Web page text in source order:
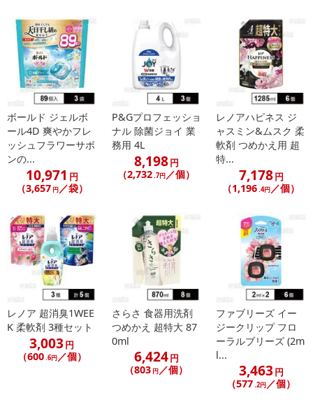
ボールド ジェルボ
ール4D 爽やかフレ
ッシュフラワーサボ
ンの...
10,971 円
（3,657 円／袋）
P&Gプロフェッショ
ナル 除菌ジョイ 業
務用 4L
8,198円
（2,732.7円／個）
レノアハピネス ジ
ャスミン&ムスク 柔
軟剤 つめかえ用 超
特...
7,178円
（1,196.4円／個）
レノア 超消臭1WEE
K 柔軟剤 3種セット
3,003円
（600.6円／個）
さらさ 食器用洗剤
つめかえ 超特大 87
0ml
6,424円
（803 円 ／個）
ファブリーズ イー
ジークリップ フロ
ーラルブリーズ (2m
l...
3,463円
（577.2円 ／個）